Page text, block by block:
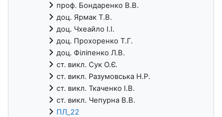
проф. Бондаренко В.В.
доц. Ярмак Т.В.
доц. Чхеайло І.І.
доц. Прохоренко Т.Г.
доц. Філіпенко Л.В.
ст. викл. Сук О.Є.
ст. викл. Разумовська Н.Р.
ст. викл. Ткаченко І.В.
ст. викл. Чепурна В.В.
ПЛ_22